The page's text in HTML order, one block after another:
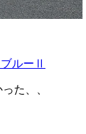
ルーⅡ
た、、